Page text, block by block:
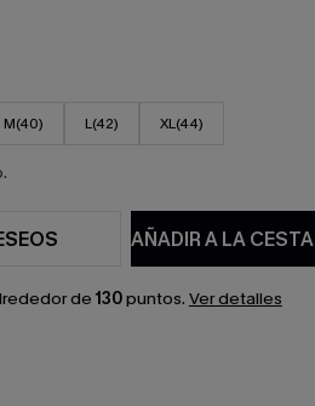
M(40) L(42) XL(44)
AÑADIR A LA
de 130puntos. Ver detalles